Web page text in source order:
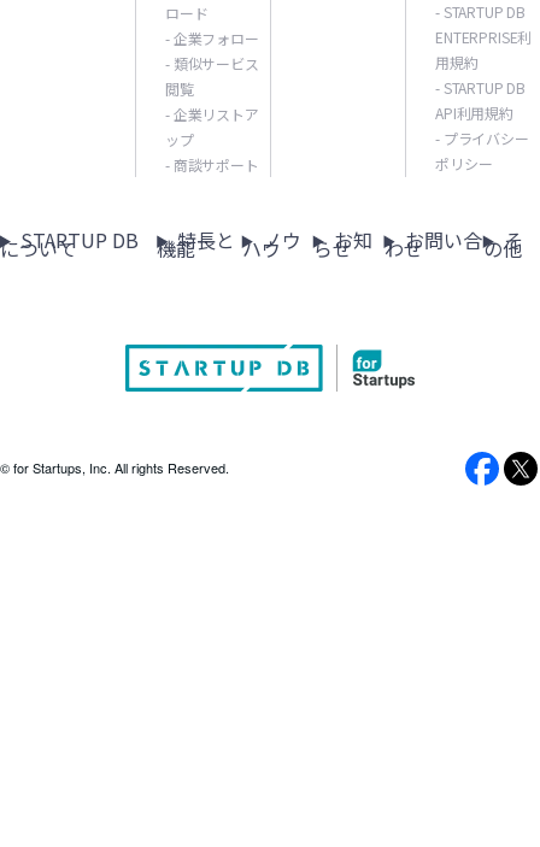
ロード
- 企業フォロー
- 類似サービス
閲覧
- 企業リストア
ップ
- 商談サポート
- STARTUP DB
ENTERPRISE利
用規約
- STARTUP DB
API利用規約
- プライバシー
ポリシー
STARTUP DB
について 特長と
機能 ノウ
ハウ お知
らせ お問い合
わせ そ
の他
© for Startups, Inc. All rights Reserved.